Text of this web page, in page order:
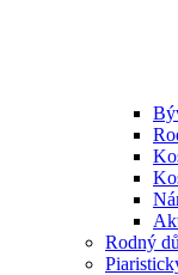
Rodný